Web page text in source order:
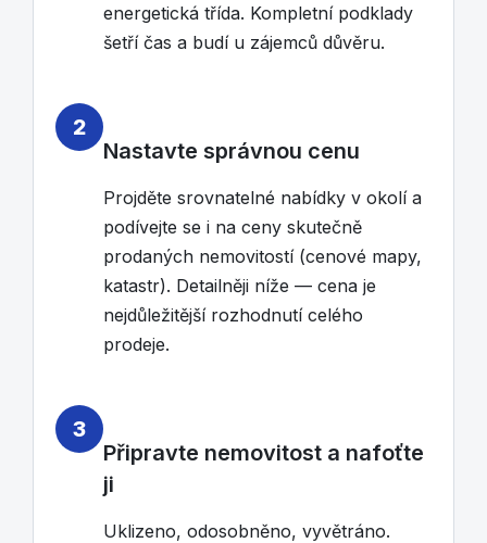
energetická třída. Kompletní podklady
šetří čas a budí u zájemců důvěru.
2
Nastavte správnou cenu
Projděte srovnatelné nabídky v okolí a
podívejte se i na ceny skutečně
prodaných nemovitostí (cenové mapy,
katastr). Detailněji níže — cena je
nejdůležitější rozhodnutí celého
prodeje.
3
Připravte nemovitost a nafoťte
ji
Uklizeno, odosobněno, vyvětráno.